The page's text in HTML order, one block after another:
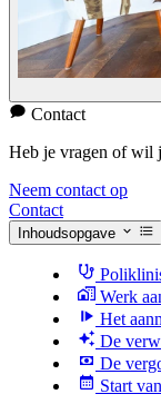
Contact
Heb je vragen of wil
Neem contact op
Contact
Inhoudsopgave
Werk
Het
De
De
Start